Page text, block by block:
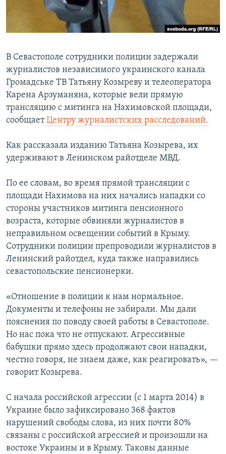
ПОБЕДИТЕЛЕЙ НЕ СУДЯТ?
КРЫМ.НЕПОКОРЕННЫЙ
УКРАИНСКАЯ ПРОБЛЕМА КРЫМА
ПРИСОЕДИНЯЙТЕСЬ!
Все сайты RFE/RL
В Севастополе сотрудники полиции задержали
журналистов независимого украинского канала
Громадське ТВ Татьяну Козыреву и телеоператора
Карена Арзуманяна, которые вели прямую
трансляцию с митинга на Нахимовской площади,
сообщаетЦентру журналистских расследований.
Как рассказала изданию Татьяна Козырева, их
удерживают в Ленинском райотделе МВД.
По ее словам, во время прямой трансляции с
площади Нахимова на них начались нападки со
стороны участников митинга пенсионного
возраста, которые обвиняли журналистов в
неправильном освещении событий в Крыму.
Сотрудники полиции препроводили журналистов в
Ленинский райотдел, куда также направились
севастопольские пенсионерки.
«Отношение в полиции к нам нормальное.
Документы и телефоны не забирали. Мы дали
пояснения по поводу своей работы в Севастополе.
Но нас пока что не отпускают. Агрессивные
бабушки прямо здесь продолжают свои нападки,
честно говоря, не знаем даже, как реагировать», —
говорит Козырева.
С начала российской агрессии (с 1 марта 2014) в
Украине было зафиксировано 368 фактов
нарушений свободы слова, из них почти 80%
связаны с российской агрессией и произошли на
востоке Украины и в Крыму. Таковы данные